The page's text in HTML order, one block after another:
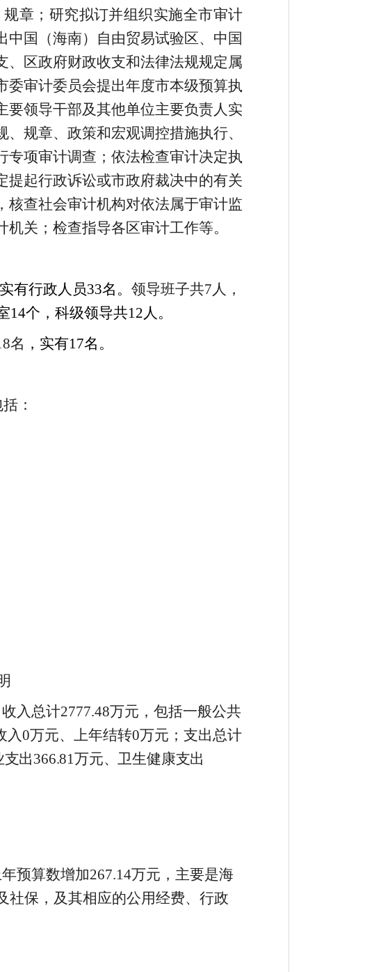
规章 ；研究拟订并组织实施全市审计
国（海南）自由贸易试验区、中国
、区政府财政收支和法律法规规定属
委审计委员会提出年度市本级预算执
要领导干部及其他单位主要负责人实
规章、政策和宏观调控措施执行、
专项审计调查 ； 依法检查审计决定执
提起行政诉讼或市政府裁决中的有关
核查社会审计机构对依法属于审计监
机关；检查指导各区审计工作等。
有行政人员33名。 领导班子共7人，
14个，科级领导共12人 。
名 ，实有17名。
：
入总计2777.48万元，包括一般公共
入0万元、上年结转0万元；支出总计
支出366.81万元、卫生健康支出
预算数增加267.14万元，主要是海
社保，及其相应的公用经费、行政